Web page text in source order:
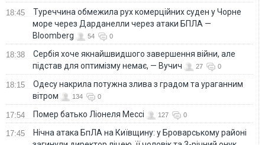
18:45
Туреччина обмежила рух комерційних суден у Чорне
море через Дарданелли через атаки БПЛА —
Bloomberg
54 0
18:38
Сербія хоче якнайшвидшого завершення війни, але
підстав для оптимізму немає, — Вучич
27 0
18:15
Одесу накрила потужна злива з градом та ураганним
вітром
134 0
17:54 Помер батько Ліонеля Мессі 127 0
17:45
Нічна атака БпЛА на Київщину: у Броварському районі